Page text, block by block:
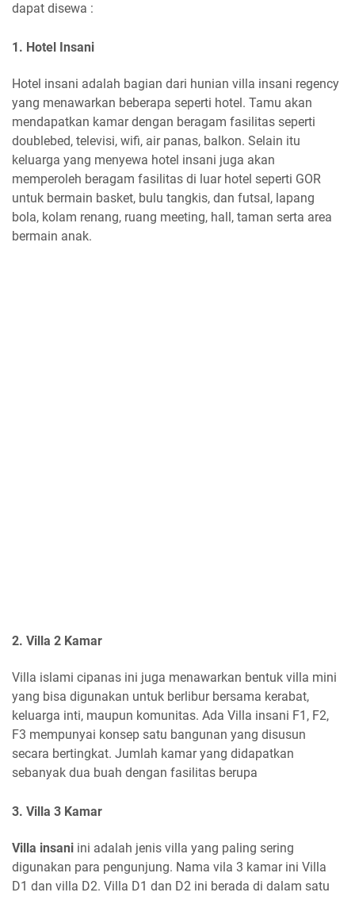
dapat disewa :
1. Hotel Insani
Hotel insani adalah bagian dari hunian villa insani regency
yang menawarkan beberapa seperti hotel. Tamu akan
mendapatkan kamar dengan beragam fasilitas seperti
doublebed, televisi, wifi, air panas, balkon. Selain itu
keluarga yang menyewa hotel insani juga akan
memperoleh beragam fasilitas di luar hotel seperti GOR
untuk bermain basket, bulu tangkis, dan futsal, lapang
bola, kolam renang, ruang meeting, hall, taman serta area
bermain anak.
2. Villa 2 Kamar
Villa islami cipanas ini juga menawarkan bentuk villa mini
yang bisa digunakan untuk berlibur bersama kerabat,
keluarga inti, maupun komunitas. Ada Villa insani F1, F2,
F3 mempunyai konsep satu bangunan yang disusun
secara bertingkat. Jumlah kamar yang didapatkan
sebanyak dua buah dengan fasilitas berupa
3. Villa 3 Kamar
Villa insani ini adalah jenis villa yang paling sering
digunakan para pengunjung. Nama vila 3 kamar ini Villa
D1 dan villa D2. Villa D1 dan D2 ini berada di dalam satu